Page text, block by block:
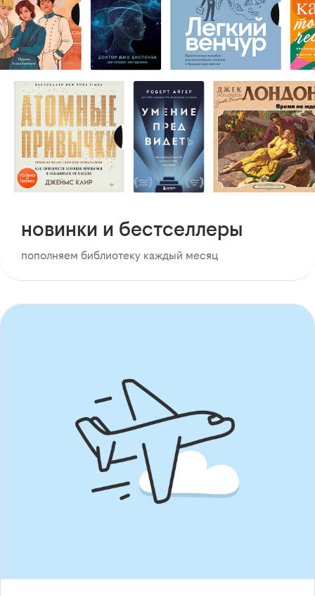
новинки и бестселлеры
пополняем библиотеку каждый месяц